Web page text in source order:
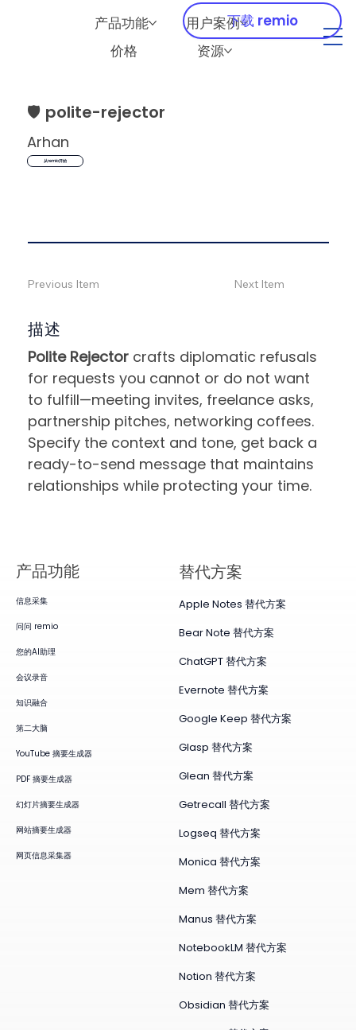
产品功能
用户案例
价格
资源
下载 remio
🛡️ polite-rejector
Arhan
从remio开始
描述
Polite Rejector crafts diplomatic refusals
for requests you cannot or do not want
to fulfill—meeting invites, freelance asks,
partnership pitches, networking coffees.
Specify the context and tone, get back a
ready-to-send message that maintains
relationships while protecting your time.
Previous Item Next Item
产品​功能
信息采集
问问 remio
您的AI助理
会议录音
知识融合
第二大脑
YouTube 摘要生成器
PDF 摘要生成器
幻灯片摘要生成器
网站摘要生成器
网页信息采集器
替代方案
Apple Notes 替代方案
Bear Note 替代方案
ChatGPT 替代方案
Evernote 替代方案
Google Keep 替代方案
Glasp 替代方案
Glean 替代方案
Getrecall 替代方案
Logseq 替代方案
Monica 替代方案
Mem 替代方案
Manus 替代方案
NotebookLM 替代方案
Notion 替代方案
Obsidian 替代方案